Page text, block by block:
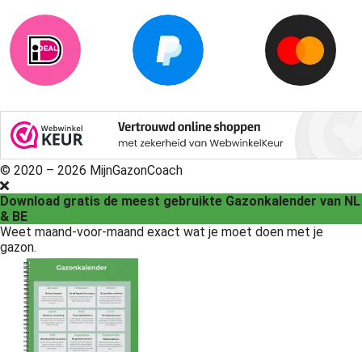
© 2020 – 2026 MijnGazonCoach
Download gratis de meest gebruikte Gazonkalender van NL
& BE
Weet maand-voor-maand exact wat je moet doen met je
gazon.